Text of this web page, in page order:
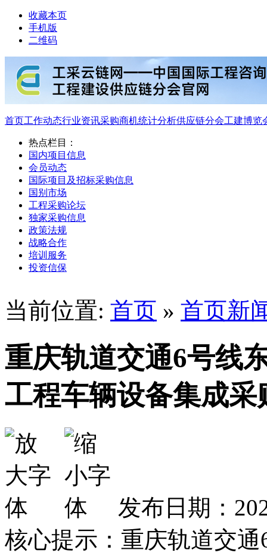
收藏本页
手机版
二维码
首页工作动态行业资讯采购商机统计分析供应链分会工建博览
热点栏目：
国内项目信息
会员动态
国际项目及招标采购信息
国别市场
工程采购论坛
独家采购信息
政策法规
战略合作
培训服务
投资信保
当前位置: 首页 » 首页新
重庆轨道交通6号线
工程车辆设备集成采
发布日期：
核心提示：重庆轨道交